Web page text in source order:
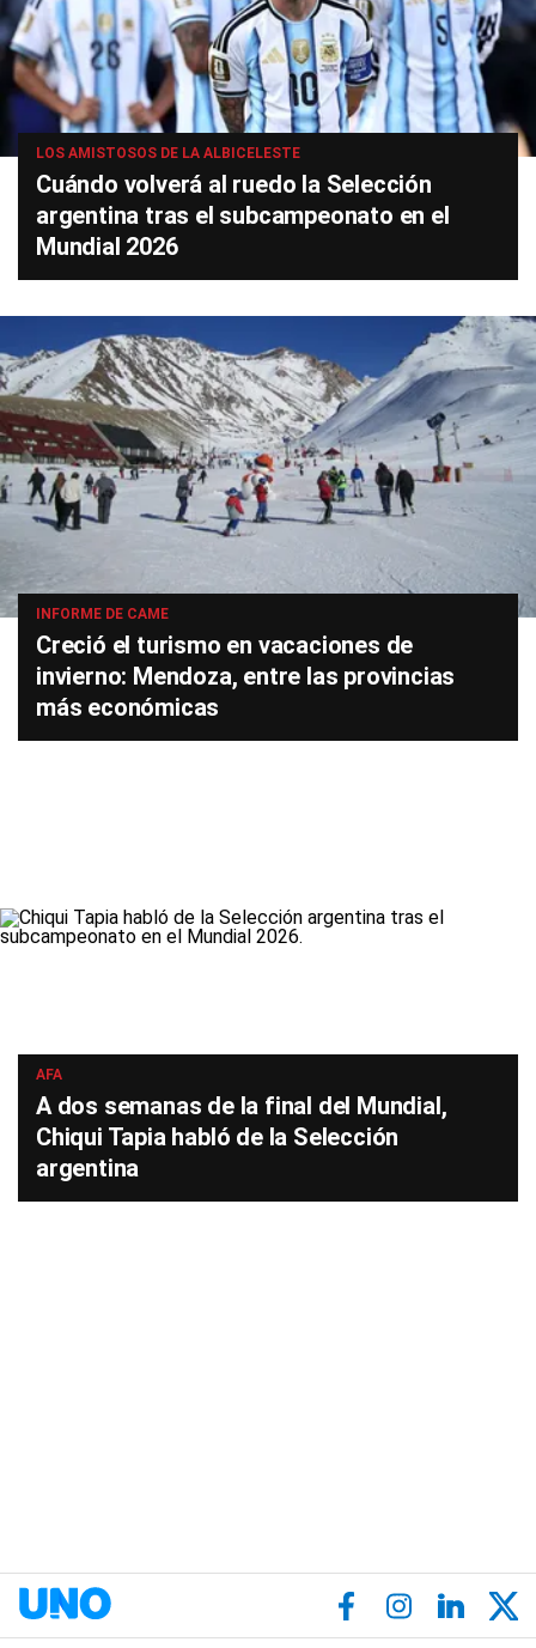
LOS AMISTOSOS DE LA ALBICELESTE
Cuándo volverá al ruedo la Selección
argentina tras el subcampeonato en el
Mundial 2026
INFORME DE CAME
Creció el turismo en vacaciones de
invierno: Mendoza, entre las provincias
más económicas
AFA
A dos semanas de la final del Mundial,
Chiqui Tapia habló de la Selección
argentina